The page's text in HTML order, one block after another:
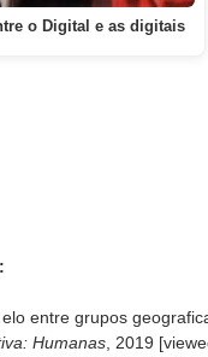
o Digital e as digitais
entre grupos
Humanas , 2019